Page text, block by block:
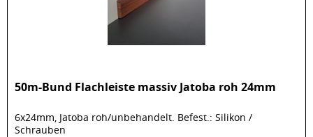
50m-Bund Flachleiste massiv Jatoba roh 24mm
6x24mm, Jatoba roh/unbehandelt. Befest.: Silikon /
Schrauben